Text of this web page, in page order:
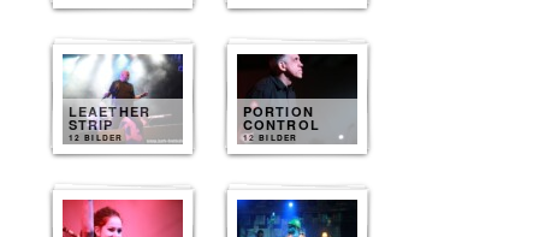
LEAETHER
STRIP
12 BILDER
PORTION
CONTROL
12 BILDER